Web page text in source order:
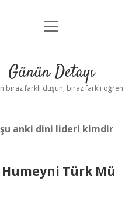
Anasayfa
Yasal Uyarı
menüyü
Günün Detayı
biraz farklı düşün, biraz farklı öğren.
şu anki dini lideri kimdir
Türk Mü